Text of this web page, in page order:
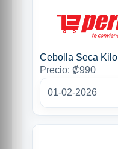
Cebolla Seca Kilo
Precio: ₡990
01-02-2026